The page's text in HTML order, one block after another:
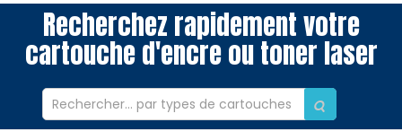
Recherchez rapidement votre
cartouche d'encre ou toner laser